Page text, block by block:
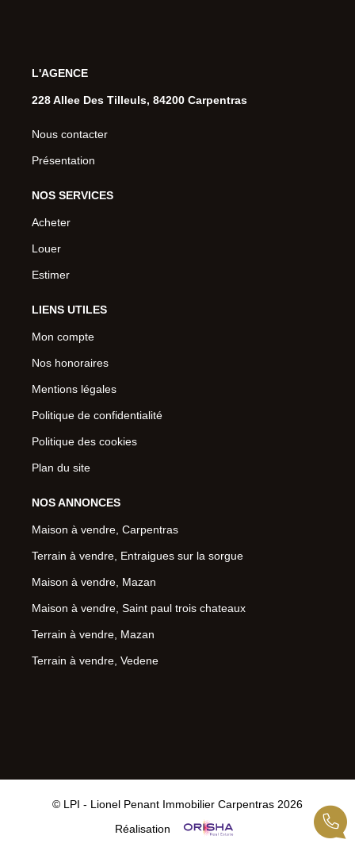
L'AGENCE
228 Allee Des Tilleuls, 84200 Carpentras
Nous contacter
Présentation
NOS SERVICES
Acheter
Louer
Estimer
LIENS UTILES
Mon compte
Nos honoraires
Mentions légales
Politique de confidentialité
Politique des cookies
Plan du site
NOS ANNONCES
Maison à vendre, Carpentras
Terrain à vendre, Entraigues sur la sorgue
Maison à vendre, Mazan
Maison à vendre, Saint paul trois chateaux
Terrain à vendre, Mazan
Terrain à vendre, Vedene
© LPI - Lionel Penant Immobilier Carpentras 2026
Réalisation